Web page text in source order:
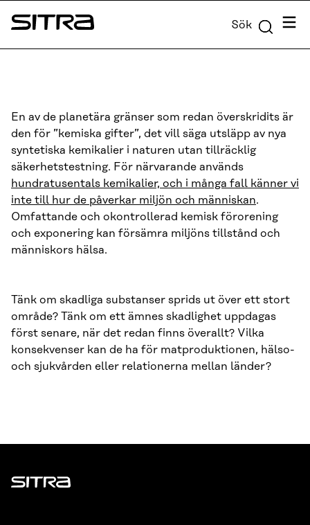
Skip to
content
Sitra Sök Meny
En av de planetära gränser som redan överskridits är
den för ”kemiska gifter”, det vill säga utsläpp av nya
syntetiska kemikalier i naturen utan tillräcklig
säkerhetstestning. För närvarande används
hundratusentals kemikalier, och i många fall känner vi
inte till hur de påverkar miljön och människan.
Omfattande och okontrollerad kemisk förorening
och exponering kan försämra miljöns tillstånd och
människors hälsa.
Tänk om skadliga substanser sprids ut över ett stort
område? Tänk om ett ämnes skadlighet uppdagas
först senare, när det redan finns överallt? Vilka
konsekvenser kan de ha för matproduktionen, hälso-
och sjukvården eller relationerna mellan länder?
Sitra